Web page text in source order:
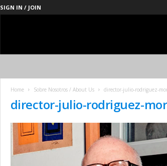
SIGN IN / JOIN
Management
Home Sobre Nosotros / About Us director-julio-rodriguez-
director-julio-rodriguez-